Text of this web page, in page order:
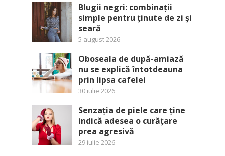
Blugii negri: combinații
simple pentru ținute de zi și
seară
5 august 2026
Oboseala de după-amiază
nu se explică întotdeauna
prin lipsa cafelei
30 iulie 2026
Senzația de piele care ține
indică adesea o curățare
prea agresivă
29 iulie 2026